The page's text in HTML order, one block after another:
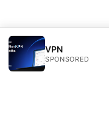
VPN
SPONSORED